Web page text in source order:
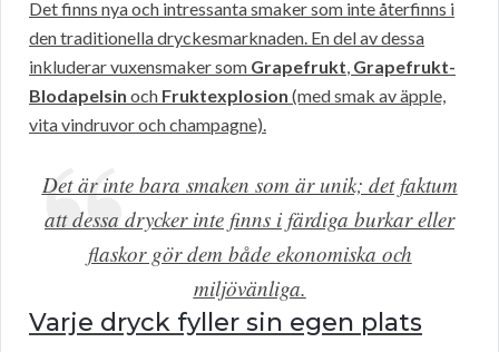
Det finns nya och intressanta smaker som inte återfinns i
den traditionella dryckesmarknaden. En del av dessa
inkluderar vuxensmaker som Grapefrukt, Grapefrukt-
Blodapelsin och Fruktexplosion (med smak av äpple,
vita vindruvor och champagne).
Det är inte bara smaken som är unik; det faktum
att dessa drycker inte finns i färdiga burkar eller
flaskor gör dem både ekonomiska och
miljövänliga.
Varje dryck fyller sin egen plats